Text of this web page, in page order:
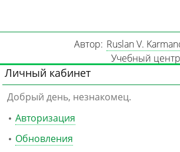
Автор: Ruslan V.
Учебный
Личный кабинет
Добрый день, незнакомец.
Авторизация
Обновления